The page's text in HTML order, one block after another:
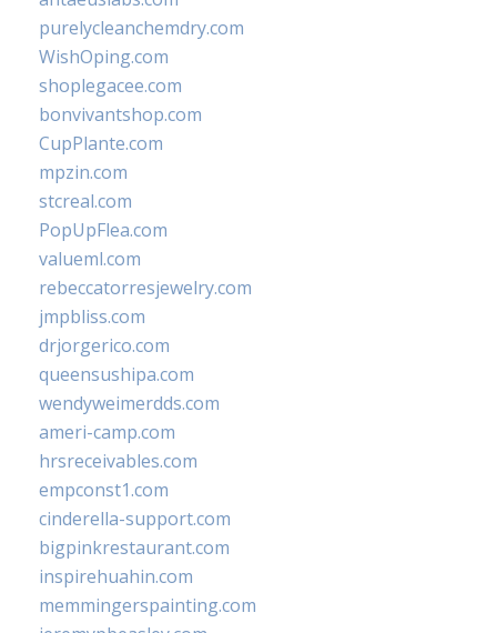
purelycleanchemdry.com
WishOping.com
shoplegacee.com
bonvivantshop.com
CupPlante.com
mpzin.com
stcreal.com
PopUpFlea.com
valueml.com
rebeccatorresjewelry.com
jmpbliss.com
drjorgerico.com
queensushipa.com
wendyweimerdds.com
ameri-camp.com
hrsreceivables.com
empconst1.com
cinderella-support.com
bigpinkrestaurant.com
inspirehuahin.com
memmingerspainting.com